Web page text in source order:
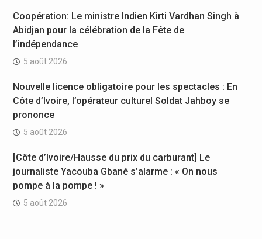
Coopération: Le ministre Indien Kirti Vardhan Singh à
Abidjan pour la célébration de la Fête de
l’indépendance
5 août 2026
Nouvelle licence obligatoire pour les spectacles : En
Côte d’Ivoire, l’opérateur culturel Soldat Jahboy se
prononce
5 août 2026
[Côte d’Ivoire/Hausse du prix du carburant] Le
journaliste Yacouba Gbané s’alarme : « On nous
pompe à la pompe ! »
5 août 2026